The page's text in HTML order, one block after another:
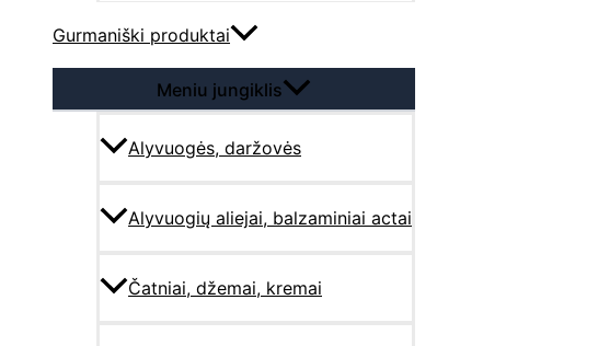
Gurmaniški produktai
Meniu jungiklis
Alyvuogės, daržovės
Alyvuogių aliejai, balzaminiai actai
Čatniai, džemai, kremai